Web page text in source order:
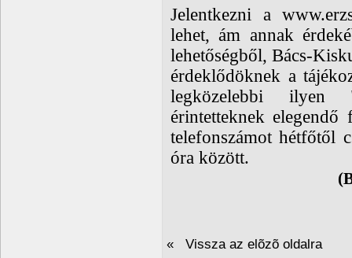
Jelentkezni a
lehet, ám annak
lehetőségből, Bács-
érdeklődöknek a
legközelebbi ilyen
érintetteknek
telefonszámot hétfőtől
óra között.
« Vissza az elõzõ oldalra